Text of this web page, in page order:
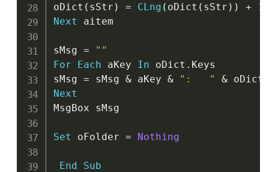
oDict ( sStr ) = CLng ( oDict ( sStr ) ) +
1
Next aitem
sMsg =
""
For
Each aKey In oDict . Keys
sMsg = sMsg & aKey & ":   " & oDict
Next
MsgBox sMsg
Set oFolder = Nothing
End Sub